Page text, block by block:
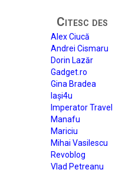
Citesc des
Alex Ciucă
Andrei Cismaru
Dorin Lazăr
Gadget.ro
Gina Bradea
Iași4u
Imperator Travel
Manafu
Mariciu
Mihai Vasilescu
Revoblog
Vlad Petreanu